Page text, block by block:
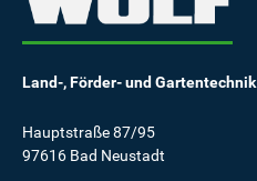
Land-, Förder- und Gartentechnik
Hauptstraße 87/95
97616 Bad Neustadt